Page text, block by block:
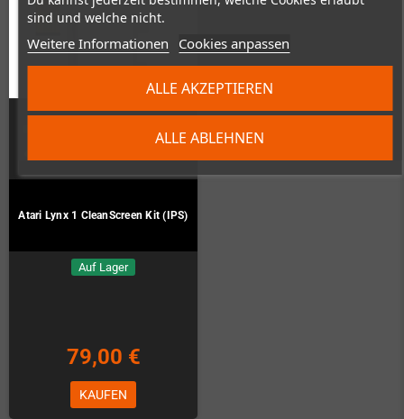
sind und welche nicht.
Weitere Informationen Cookies anpassen
ALLE ABLEHNEN
ALLE AKZEPTIEREN
Atari Lynx 1 CleanScreen Kit (IPS)
Auf Lager
79,00 €
KAUFEN